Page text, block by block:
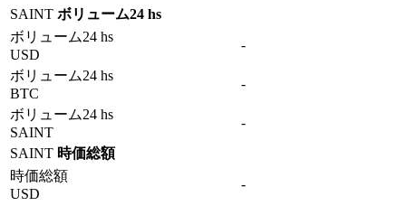
SAINT ボリューム24 hs
ボリューム24 hs
USD
-
ボリューム24 hs
BTC
-
ボリューム24 hs
SAINT
-
SAINT 時価総額
時価総額
USD
-